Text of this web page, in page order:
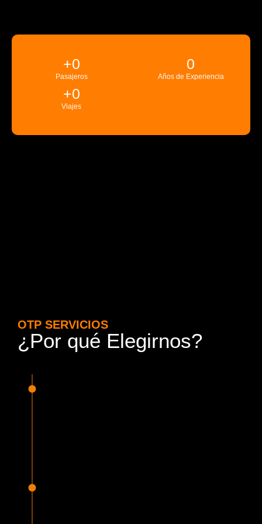
Pasajeros
+0
Años de Experiencia
0
Viajes
+0
OTP SERVICIOS
¿Por qué Elegirnos?